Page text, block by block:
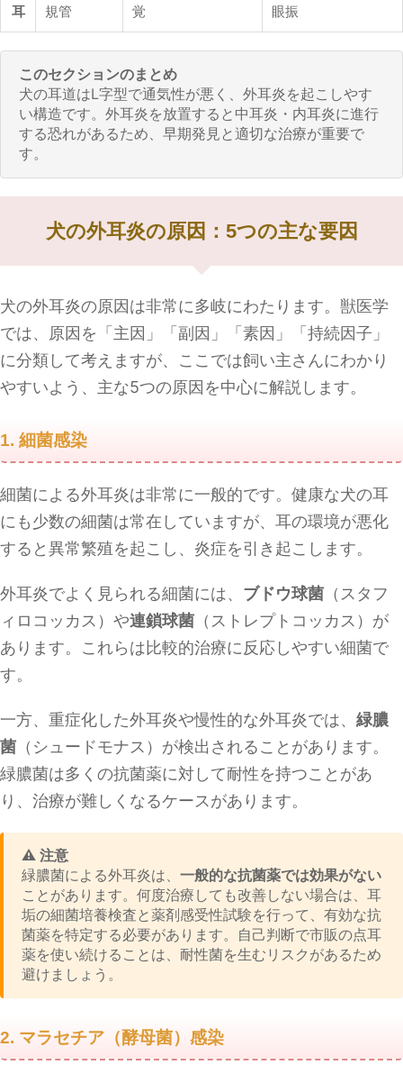
耳
規管
覚
眼振
このセクションのまとめ
犬の耳道はL字型で通気性が悪く、外耳炎を起こしやす
い構造です。外耳炎を放置すると中耳炎・内耳炎に進行
する恐れがあるため、早期発見と適切な治療が重要で
す。
犬の外耳炎の原因：5つの主な要因
犬の外耳炎の原因は非常に多岐にわたります。獣医学
では、原因を「主因」「副因」「素因」「持続因子」
に分類して考えますが、ここでは飼い主さんにわかり
やすいよう、主な5つの原因を中心に解説します。
1. 細菌感染
細菌による外耳炎は非常に一般的です。健康な犬の耳
にも少数の細菌は常在していますが、耳の環境が悪化
すると異常繁殖を起こし、炎症を引き起こします。
外耳炎でよく見られる細菌には、 ブドウ球菌 （スタフ
ィロコッカス）や連鎖球菌 （ストレプトコッカス）が
あります。これらは比較的治療に反応しやすい細菌で
す。
一方、重症化した外耳炎や慢性的な外耳炎では、 緑膿
菌 （シュードモナス）が検出されることがあります。
緑膿菌は多くの抗菌薬に対して耐性を持つことがあ
り、治療が難しくなるケースがあります。
⚠️ 注意
緑膿菌による外耳炎は、 一般的な抗菌薬では効果がない
ことがあります。何度治療しても改善しない場合は、耳
垢の細菌培養検査と薬剤感受性試験を行って、有効な抗
菌薬を特定する必要があります。自己判断で市販の点耳
薬を使い続けることは、耐性菌を生むリスクがあるため
避けましょう。
2. マラセチア（酵母菌）感染